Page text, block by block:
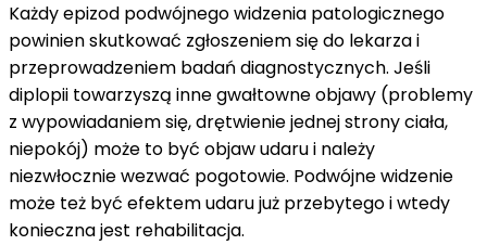
Każdy epizod podwójnego widzenia patologicznego
powinien skutkować zgłoszeniem się do lekarza i
przeprowadzeniem badań diagnostycznych. Jeśli
diplopii towarzyszą inne gwałtowne objawy (problemy
z wypowiadaniem się, drętwienie jednej strony ciała,
niepokój) może to być objaw udaru i należy
niezwłocznie wezwać pogotowie. Podwójne widzenie
może też być efektem udaru już przebytego i wtedy
konieczna jest rehabilitacja.